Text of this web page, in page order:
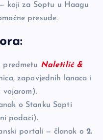
koji za Soptu u Haagu
presude.
predmetu Naletilić &
zapovjednih lanaca i
vojarom).
o Stanku Sopti
podaci).
portali — članak o 2.